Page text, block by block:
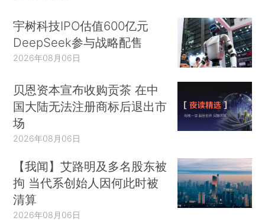
宇树科技IPO估值600亿元
DeepSeek参与战略配售
2026年08月06日
贝恩资本宣布收购贡茶 在中
国大陆无法注册商标后退出市
场
2026年08月06日
【我闻】艾路明及多名股东被
拘 当代系创始人因何此时被
清算
2026年08月06日